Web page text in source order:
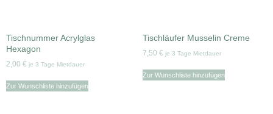
Tischnummer Acrylglas
Hexagon
2,00 € je 3 Tage Mietdauer
Zur Wunschliste hinzufügen
Tischläufer Musselin Creme
7,50 € je 3 Tage Mietdauer
Zur Wunschliste hinzufügen